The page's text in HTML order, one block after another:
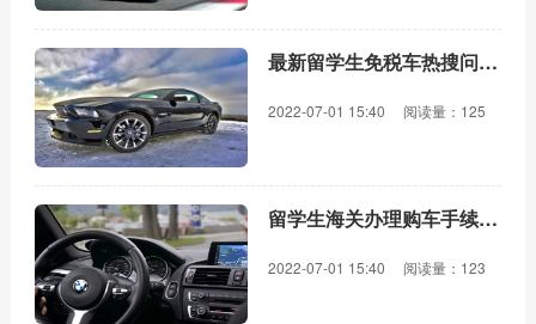
最新留学生免税车热搜问题汇总
2022-07-01 15:40 阅读量：125
留学生海关办理购车手续需要携带哪些材料？
2022-07-01 15:40 阅读量：123